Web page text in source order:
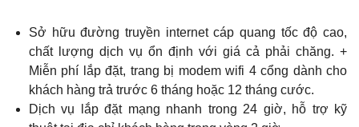
Sở hữu đường truyền internet cáp quang tốc độ cao,
chất lượng dịch vụ ổn định với giá cả phải chăng. +
Miễn phí lắp đặt, trang bị modem wifi 4 cổng dành cho
khách hàng trả trước 6 tháng hoặc 12 tháng cước.
Dịch vụ lắp đặt mạng nhanh trong 24 giờ, hỗ trợ kỹ